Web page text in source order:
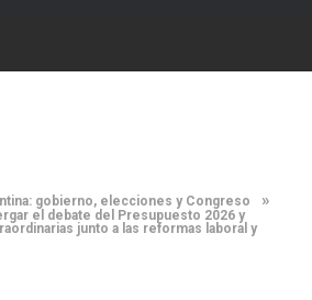
gobierno, elecciones y Congreso »
el debate del Presupuesto 2026 y
junto a las reformas laboral y